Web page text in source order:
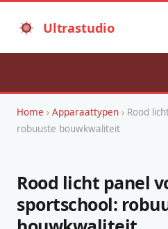
Ultrastudio
Home › Apparaattypen › Rood
robuuste bouwkwaliteit
Rood licht panel
sportschool: